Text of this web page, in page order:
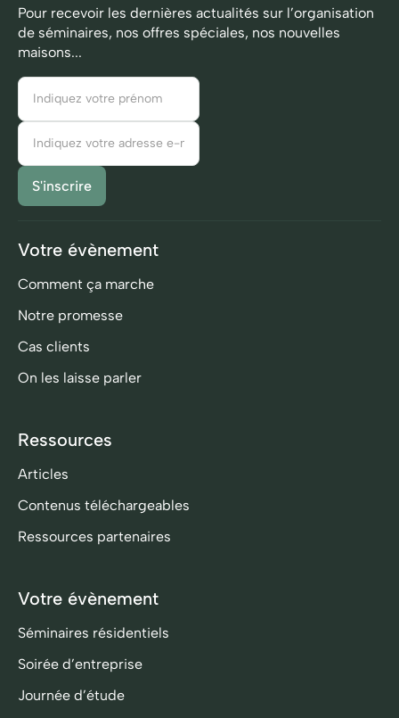
Pour recevoir les dernières actualités sur l’organisation
de séminaires, nos offres spéciales, nos nouvelles
maisons...
Votre évènement
Comment ça marche
Notre promesse
Cas clients
On les laisse parler
Ressources
Articles
Contenus téléchargeables
Ressources partenaires
Votre évènement
Séminaires résidentiels
Soirée d’entreprise
Journée d’étude